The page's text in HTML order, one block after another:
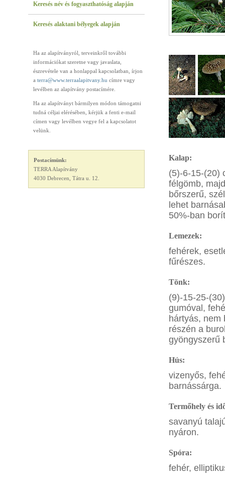
Keresés név és fogyaszthatóság alapján
Keresés alaktani bélyegek alapján
Ha az alapítványról, terveinkről további
információkat szeretne vagy javaslata,
észrevétele van a honlappal kapcsolatban, írjon
a terra@www.terraalapitvany.hu címre vagy
levélben az alapítvány postacímére.
Ha az alapítványt bármilyen módon támogatni
tudná céljai elérésében, kérjük a fenti e-mail
címen vagy levélben vegye fel a kapcsolatot
velünk.
Postacímünk:
TERRA Alapítvány
4030 Debrecen, Tátra u. 12.
Kalap:
(5)-6-15-(20)
félgömb,
bőrszerű,
lehet
50%-ban
Lemezek:
fehérek,
fűrészes.
Tönk:
(9)-15-25-
gumóval,
hártyás, nem
részén a
gyöngyszerű
Hús:
vizenyős,
barnássárga.
Termőhely és
savanyú
nyáron.
Spóra:
fehér,